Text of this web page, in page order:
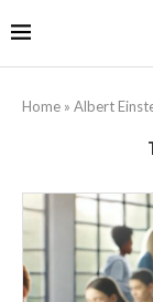
Home » Albert